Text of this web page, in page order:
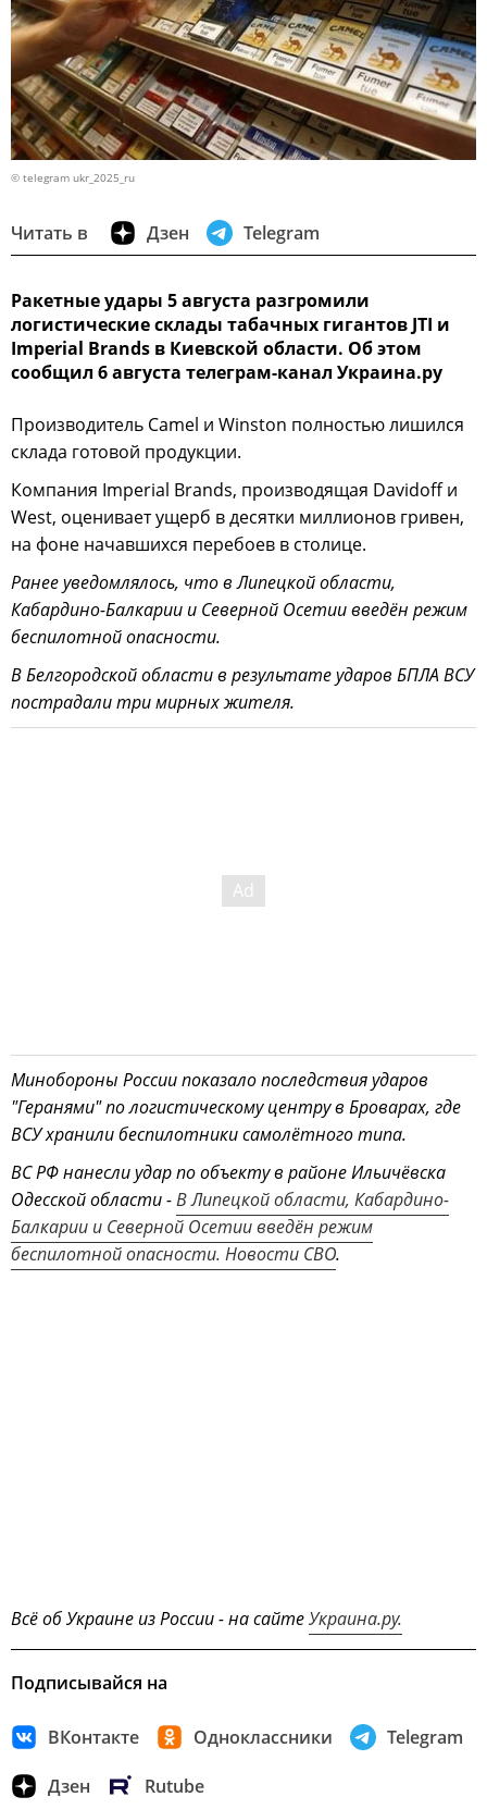
© telegram ukr_2025_ru
Читать в Дзен Telegram
Ракетные удары 5 августа разгромили
логистические склады табачных гигантов JTI и
Imperial Brands в Киевской области. Об этом
сообщил 6 августа телеграм-канал Украина.ру
Производитель Camel и Winston полностью лишился
склада готовой продукции.
Компания Imperial Brands, производящая Davidoff и
West, оценивает ущерб в десятки миллионов гривен,
на фоне начавшихся перебоев в столице.
Ранее уведомлялось, что в Липецкой области,
Кабардино-Балкарии и Северной Осетии введён режим
беспилотной опасности.
В Белгородской области в результате ударов БПЛА ВСУ
пострадали три мирных жителя.
Минобороны России показало последствия ударов
"Геранями" по логистическому центру в Броварах, где
ВСУ хранили беспилотники самолётного типа.
ВС РФ нанесли удар по объекту в районе Ильичёвска
Одесской области -В Липецкой области, Кабардино-
Балкарии и Северной Осетии введён режим
беспилотной опасности. Новости СВО.
Всё об Украине из России - на сайтеУкраина.ру.
Подписывайся на
ВКонтакте Одноклассники Telegram
Дзен Rutube